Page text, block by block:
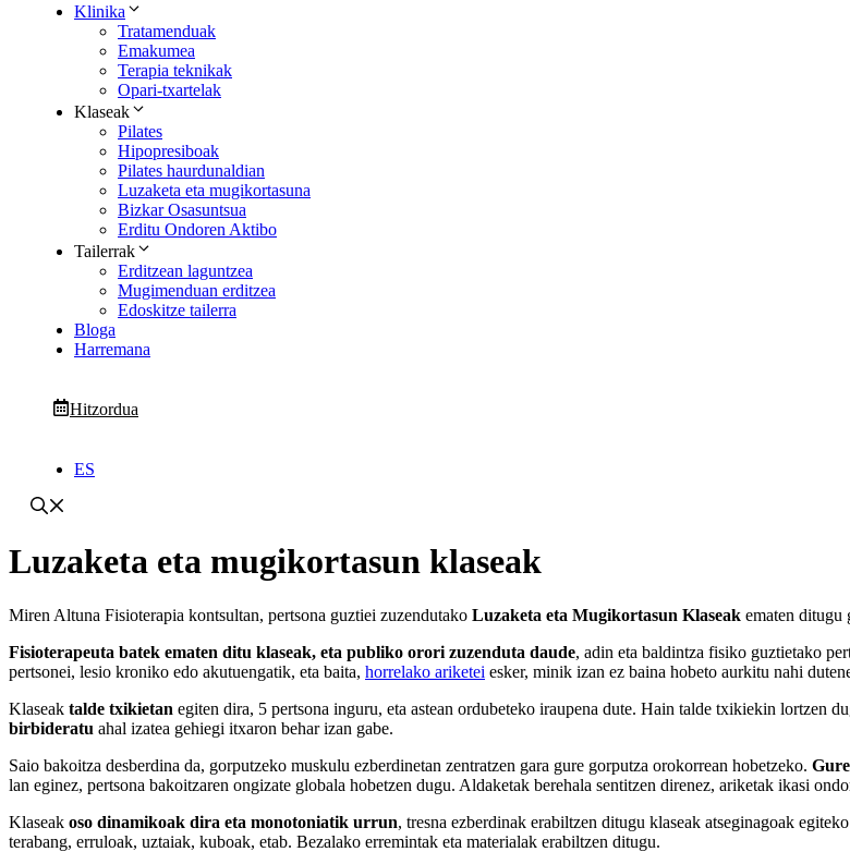
Klinika
Tratamenduak
Emakumea
Terapia teknikak
Opari-txartelak
Klaseak
Pilates
Hipopresiboak
Pilates haurdunaldian
Luzaketa eta mugikortasuna
Bizkar Osasuntsua
Erditu Ondoren Aktibo
Tailerrak
Erditzean laguntzea
Mugimenduan erditzea
Edoskitze tailerra
Bloga
Harremana
Hitzordua
ES
Luzaketa eta mugikortasun klaseak
Miren Altuna Fisioterapia kontsultan, pertsona guztiei zuzendutako Luzaketa eta Mugikortasun Klaseak ematen ditugu
Fisioterapeuta batek ematen ditu klaseak, eta publiko orori zuzenduta daude, adin eta baldintza fisiko guztietako
pertsonei, lesio kroniko edo akutuengatik, eta baita, horrelako ariketei esker, minik izan ez baina hobeto aurkitu nahi
Klaseak talde txikietan egiten dira, 5 pertsona inguru, eta astean ordubeteko iraupena dute. Hain talde txikiekin lortzen
birbideratu ahal izatea gehiegi itxaron behar izan gabe.
Saio bakoitza desberdina da, gorputzeko muskulu ezberdinetan zentratzen gara gure gorputza orokorrean hobetzeko.
lan eginez, pertsona bakoitzaren ongizate globala hobetzen dugu. Aldaketak berehala sentitzen direnez, ariketak ikasi
Klaseak oso dinamikoak dira eta monotoniatik urrun, tresna ezberdinak erabiltzen ditugu klaseak atseginagoak
terabang, erruloak, uztaiak, kuboak, etab. Bezalako erremintak eta materialak erabiltzen ditugu.